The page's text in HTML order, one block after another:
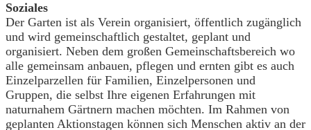
Soziales
Der Garten ist als Verein organisiert, öffentlich zugänglich
und wird gemeinschaftlich gestaltet, geplant und
organisiert. Neben dem großen Gemeinschaftsbereich wo
alle gemeinsam anbauen, pflegen und ernten gibt es auch
Einzelparzellen für Familien, Einzelpersonen und
Gruppen, die selbst Ihre eigenen Erfahrungen mit
naturnahem Gärtnern machen möchten. Im Rahmen von
geplanten Aktionstagen können sich Menschen aktiv an der